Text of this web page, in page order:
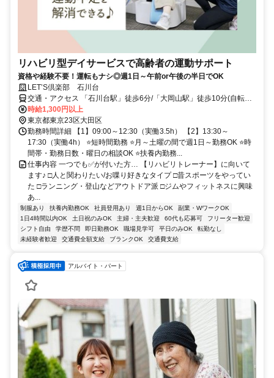
リハビリ型デイサービスで高齢者の運動サポート
資格や経験不要！運転もナシ◎週1日～午前or午後の半日でOK
LET’S倶楽部 石川台
交通・アクセス 「石川台駅」徒歩6分/「大岡山駅」徒歩10分(自転車
通勤OK)
時給1,300円以上
東京都東京23区大田区
勤務時間詳細 【1】09:00～12:30（実働3.5h） 【2】13:30～
17:30（実働4h） ⭐短時間勤務 ⭐月～土曜の間で週1日～勤務OK ⭐時
間帯・勤務日数・曜日の相談OK ⭐扶養内勤務...
仕事内容 一つでも✅が付いた方… 【リハビリトレーナー】に向いて
ます♪ □人と関わりたい/お喋り好きなタイプ □昔スポーツをやってい
た □ランニング・登山などアウトドア派 □ジムやフィットネスに興味
あ...
制服あり 扶養内勤務OK 社員登用あり 週1日からOK
副業・WワークOK
1日4時間以内OK
土日祝のみOK 主婦・主夫歓迎 60代も応募可
フリーター歓迎
シフト自由
学歴不問 即日勤務OK 職場見学可 平日のみOK
転勤なし
未経験者歓迎
交通費全額支給 ブランクOK 交通費支給
アルバイト・パート